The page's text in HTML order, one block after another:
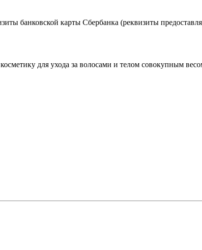
банковской карты Сбербанка (реквизиты
для ухода за волосами и телом совокупным